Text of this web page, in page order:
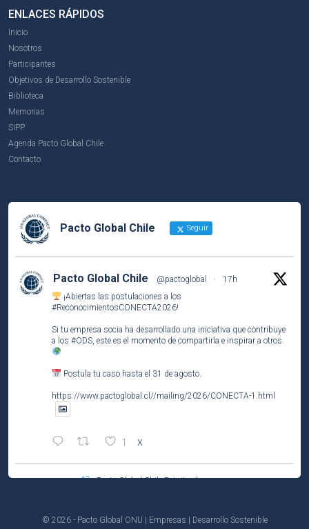
ENLACES RÁPIDOS
Inicio
Nosotros
Participantes
Objetivos de Desarrollo Sostenible
Biblioteca
Memorias
SIPP
Agenda Pacto Global Chile
Contacto
Pacto Global Chile Seguir
Pacto Global Chile @pactoglobal ·
17h
¡Abiertas las postulaciones a los
#ReconocimientosCONECTA2026!
Si tu empresa socia ha desarrollado una iniciativa que contribuye
a los #ODS , este es el momento de compartirla e inspirar a otros.
Postula tu caso hasta el 31 de agosto.
https://www.pactoglobal.cl//mailing/2026/CONECTA-1.html
1 X
Pacto Global Chile Retuiteado
Participa del tercer encuentro del ciclo El Caso de Negocio de la
© 2026 - Pacto Global ONU | Empresas | Desarrollo Sostenible